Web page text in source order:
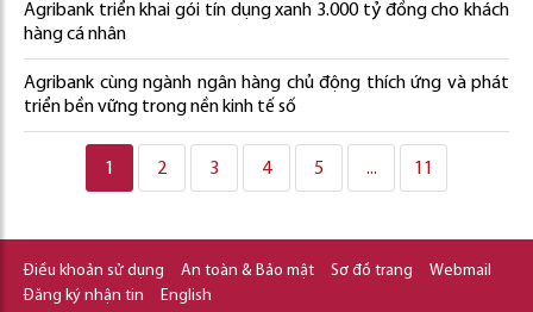
Agribank triển khai gói tín dụng xanh 3.000 tỷ đồng cho khách
hàng cá nhân
Agribank cùng ngành ngân hàng chủ động thích ứng và phát
triển bền vững trong nền kinh tế số
1 2 3 4 5 ... 11
Điều khoản sử dụng An toàn & Bảo mật Sơ đồ trang
Webmail
Đăng ký nhận tin
English